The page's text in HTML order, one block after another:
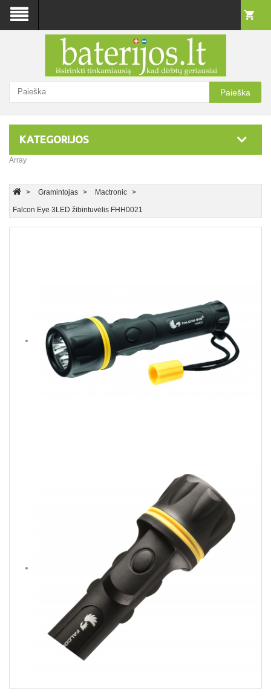
Paieška
KATEGORIJOS
Array
Gramintojas Mactronic
Falcon Eye 3LED žibintuvėlis FHH0021